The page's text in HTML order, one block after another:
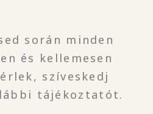
során minden
és kellemesen
szíveskedj
tájékoztatót.